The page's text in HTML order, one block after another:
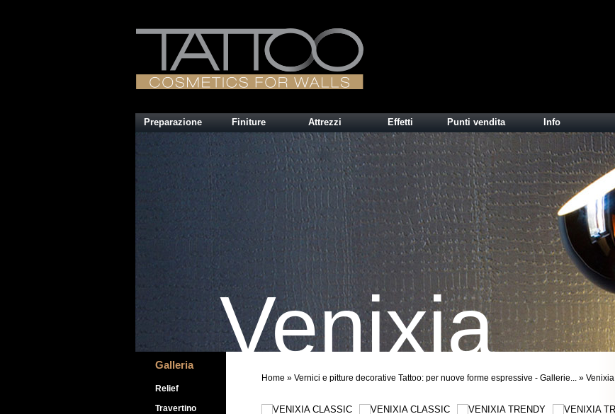
Preparazione Finiture Attrezzi Effetti Punti vendita Info
Galleria
Relief
Travertino
Venixia
Home » Vernici e pitture decorative Tattoo: per nuove forme espressive - Gallerie... » Venixia